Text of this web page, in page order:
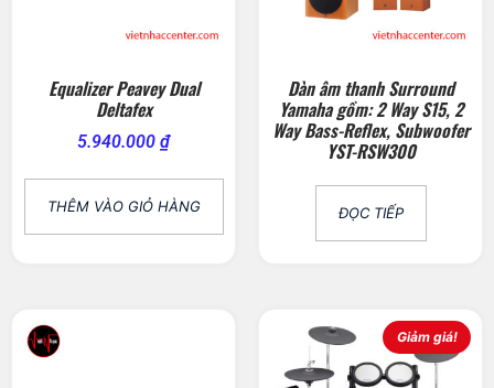
Equalizer Peavey Dual
Deltafex
5.940.000 ₫
THÊM VÀO GIỎ HÀNG
Dàn âm thanh Surround
Yamaha gồm: 2 Way S15, 2
Way Bass-Reflex, Subwoofer
YST-RSW300
ĐỌC TIẾP
Giảm giá!